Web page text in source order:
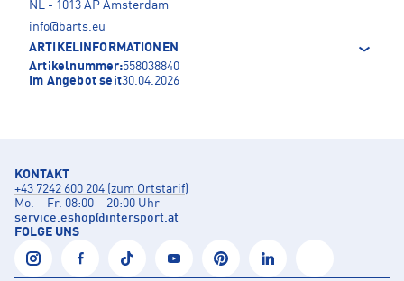
NL - 1013 AP Amsterdam
info@barts.eu
ARTIKELINFORMATIONEN
Artikelnummer:558038840
Im Angebot seit30.04.2026
KONTAKT
+43 7242 600 204 (zum Ortstarif)
Mo. – Fr. 08:00 – 20:00 Uhr
service.eshop@intersport.at
FOLGE UNS